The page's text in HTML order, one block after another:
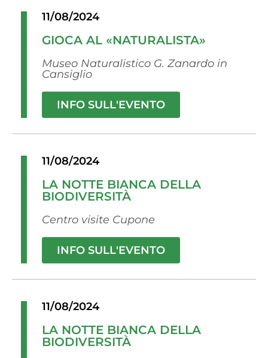
11/08/2024
GIOCA AL «NATURALISTA»
Museo Naturalistico G. Zanardo in
Cansiglio
INFO SULL'EVENTO
11/08/2024
LA NOTTE BIANCA DELLA
BIODIVERSITÀ
Centro visite Cupone
INFO SULL'EVENTO
11/08/2024
LA NOTTE BIANCA DELLA
BIODIVERSITÀ